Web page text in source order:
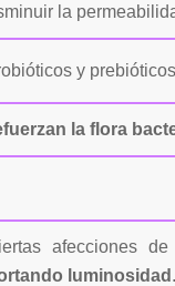
la
y
la flora
afecciones
luminosidad .